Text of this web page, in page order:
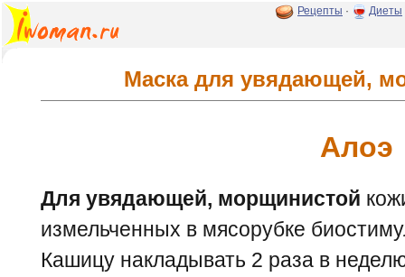
Рецепты · Диеты
Маска для увядающей,
Алоэ
Для увядающей, морщинистой
измельченных в мясорубке
Кашицу накладывать 2 раза в